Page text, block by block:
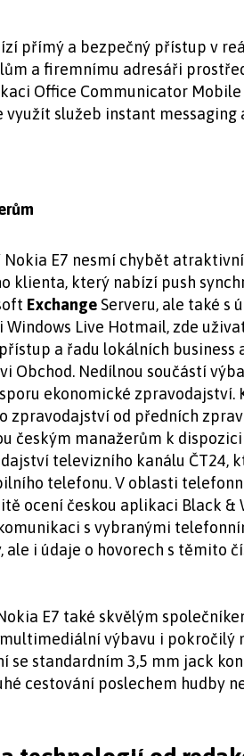
přímý a bezpečný přístup v
a firemnímu adresáři
Office Communicator
služeb instant messaging
E7 nesmí chybět
klienta, který nabízí push
Exchange Serveru, ale také s
Windows Live Hotmail, zde
a řadu lokálních business
Obchod. Nedílnou součástí
ekonomické zpravodajství.
zpravodajství od předních
českým manažerům k
televizního kanálu ČT24,
telefonu. V oblasti
ocení českou aplikaci Black &
s vybranými
ale i údaje o hovorech s těmito
E7 také skvělým
výbavu i pokročilý
se standardním 3,5 mm jack
cestování poslechem hudby